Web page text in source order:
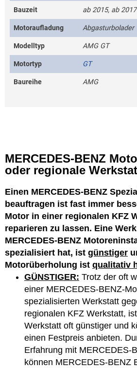
Bauzeit ab 2015, ab 2017
Motoraufladung Abgasturbolader
Modelltyp AMG GT
Motortyp GT
Baureihe AMG
MERCEDES-BENZ
oder regionale
Einen MERCEDES-BENZ
beauftragen ist fast immer
Motor in einer regionalen KFZ
reparieren zu lassen. Eine
MERCEDES-BENZ
spezialisiert hat, ist günstiger
Motorüberholung ist qualitativ
GÜNSTIGER: Trotz der oft
einer MERCEDES-BENZ-
spezialisierten Werkstatt
regionalen KFZ Werkstatt,
Werkstatt oft günstiger und
einen Festpreis anbieten.
Erfahrung mit MERCEDES-
können MERCEDES-BENZ